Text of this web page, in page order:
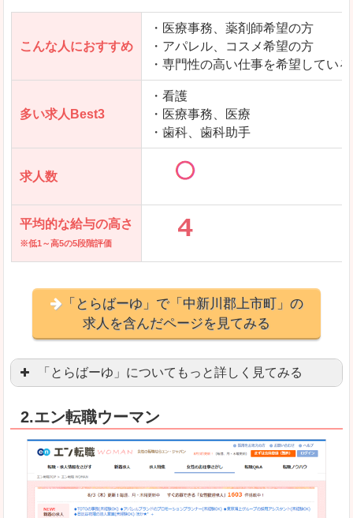
こんな人におすすめ
・医療事務、薬剤師希望の方
・アパレル、コスメ希望の方
・専門性の高い仕事を希望してい
多い求人Best3
・看護
・医療事務、医療
・歯科、歯科助手
求人数
平均的な給与の高さ
※低1～高5の5段階評価
「とらばーゆ」で「中新川郡上市町」の
求人を含んだページを見てみる
「とらばーゆ」についてもっと詳しく見てみる
良いところ
スマホアプリやソーシャルアカウントが充実して
「ファッション・ブランドページ」という検索
2.エン転職ウーマン